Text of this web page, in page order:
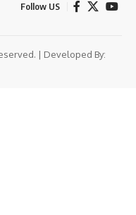
Follow US
| Developed By: